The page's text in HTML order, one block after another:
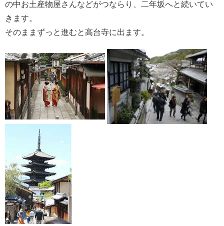
の中お土産物屋さんなどがつならり、二年坂へと続いてい
きます。
そのままずっと進むと高台寺に出ます。